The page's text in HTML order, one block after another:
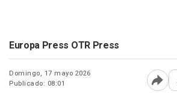
Europa Press OTR Press
Domingo, 17 mayo 2026
Publicado: 08:01